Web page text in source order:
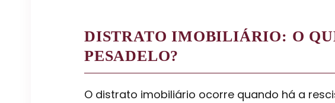
DISTRATO IMOBILIÁRIO: O
PESADELO?
O distrato imobiliário ocorre quando há a